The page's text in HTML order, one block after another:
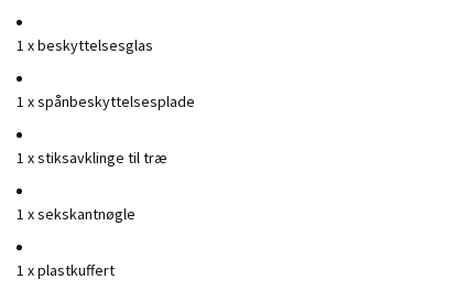
1 x beskyttelsesglas
1 x spånbeskyttelsesplade
1 x stiksavklinge til træ
1 x sekskantnøgle
1 x plastkuffert